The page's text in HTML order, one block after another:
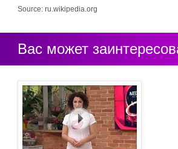
Source: ru.wikipedia.org
Вас может